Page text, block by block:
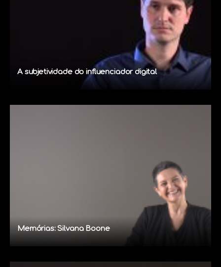
A subjetividade do influenciador digital
Memórias: Silvana Boone